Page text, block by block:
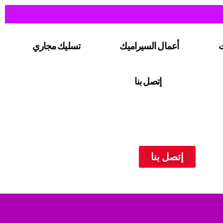
أعمال السيراميك تسليك مجاري
إتصل بنا
إتصل بنا